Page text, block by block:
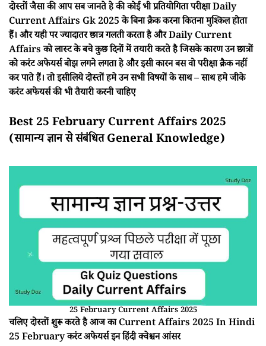
दोस्तों जैसा की आप सब जानते हे की कोई भी प्रतियोगिता परीक्षा Daily
Current Affairs Gk 2025 के बिना क्रैक करना कितना मुश्किल होता
हैं। और यही पर ज्यादातर छात्र गलती करता है और Daily Current
Affairs को लास्ट के बचे कुछ दिनों में तयारी करते है जिसके कारण उन छात्रों
को करंट अफेयर्स बोझ लगने लगता हे और इसी कारन बस वो परीक्षा क्रैक नहीं
कर पाते हैं। तो इसीलिये दोस्तों हमे उन सभी विषयों के साथ – साथ हमे जीके
करंट अफेयर्स की भी तैयारी करनी चाहिए
Best 25 February Current Affairs 2025
(सामान्य ज्ञान से संबंधित General Knowledge)
25 February Current Affairs 2025
चलिए दोस्तों शुरू करते है आज का Current Affairs 2025 In Hindi
25 February करंट अफेयर्स इन हिंदी क्वेश्चन आंसर